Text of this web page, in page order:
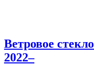
Ветровое стекло
2022–